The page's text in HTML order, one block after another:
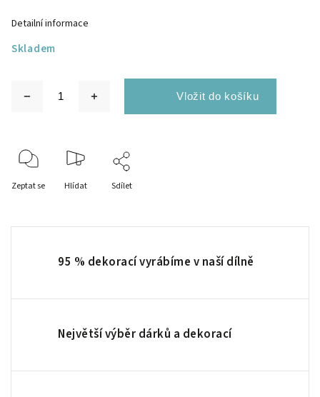
Skladem
Detailní informace
Zeptat se Hlídat Sdílet
95 % dekorací vyrábíme v naší dílně
Největší výběr dárků a dekorací